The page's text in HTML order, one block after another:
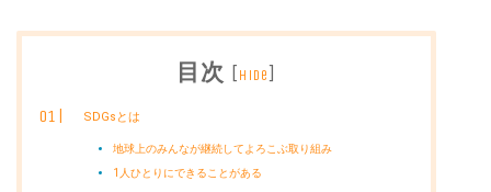
目次 [hide]
SDGsとは
地球上のみんなが継続してよろこぶ取り組み
1人ひとりにできることがある